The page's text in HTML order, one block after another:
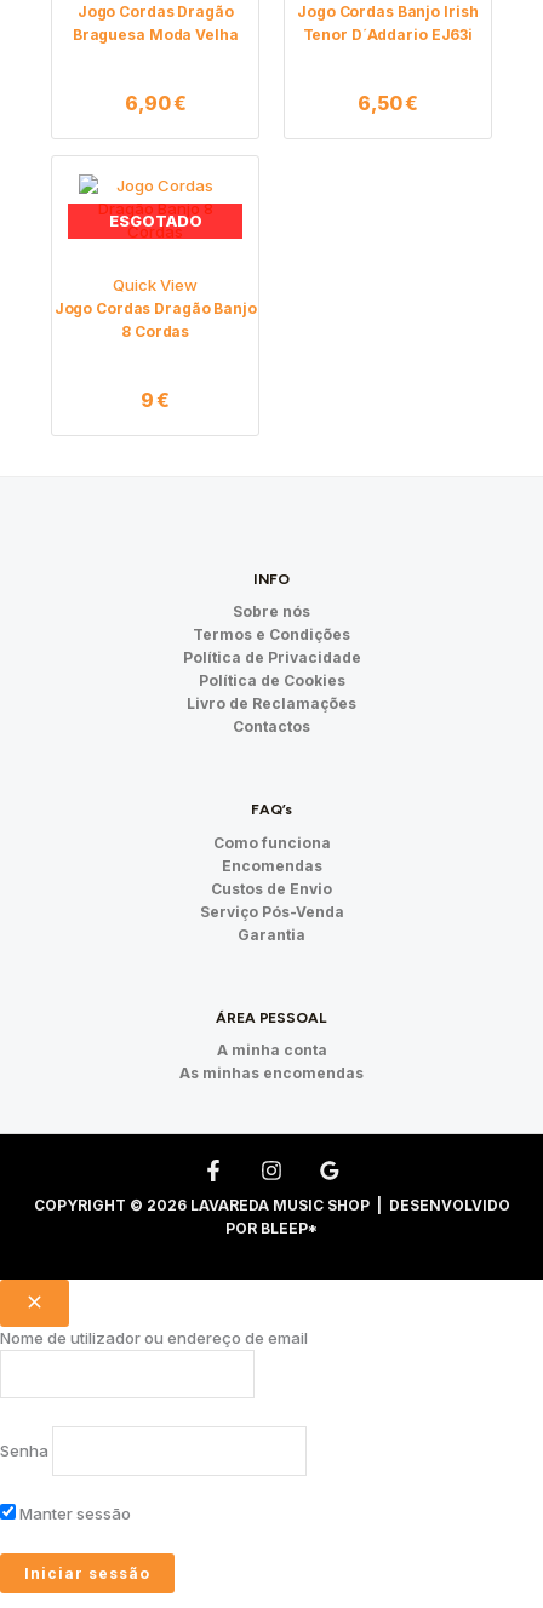
Jogo Cordas Dragão
Braguesa Moda Velha
6,90€
Jogo Cordas Banjo Irish
Tenor D´Addario EJ63i
6,50€
ESGOTADO
Quick View
Jogo Cordas Dragão Banjo
8 Cordas
9€
INFO
Sobre nós
Termos e Condições
Política de Privacidade
Política de Cookies
Livro de Reclamações
Contactos
FAQ’s
Como funciona
Encomendas
Custos de Envio
Serviço Pós-Venda
Garantia
ÁREA PESSOAL
A minha conta
As minhas encomendas
COPYRIGHT © 2026 LAVAREDA MUSIC SHOP | DESENVOLVIDO
POR BLEEP*
Nome de utilizador ou endereço de email
Senha
Manter sessão